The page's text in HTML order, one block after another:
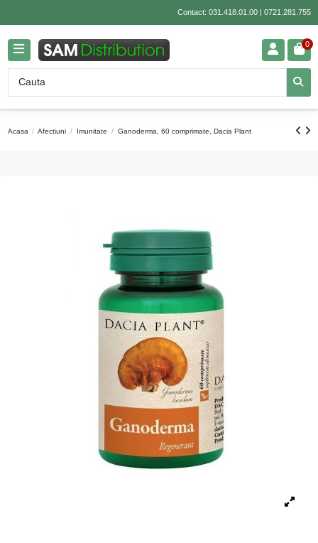
Contact: 031.418.01.00| 0721.281.755
0
Acasa Afectiuni Imunitate Ganoderma, 60 comprimate, Dacia Plant